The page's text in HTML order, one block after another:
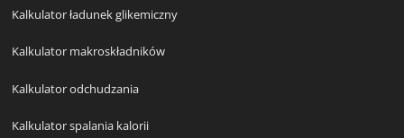
Kalkulator ładunek glikemiczny
Kalkulator makroskładników
Kalkulator odchudzania
Kalkulator spalania kalorii